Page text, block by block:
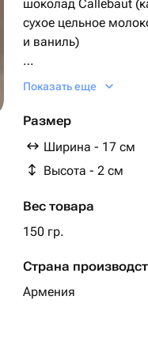
шоколад Callebaut
сухое цельное
и ваниль)
Фисташковая паста
Тесто катаифи
Сублимированная
Атласная лента
Показать еще
Размер
Ширина - 17 см
Высота - 2 см
Вес товара
150 гр.
Страна
Армения